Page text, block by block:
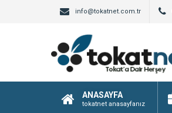
info@tokatnet.com.tr
ANASAYFA
tokatnet anasayfanız